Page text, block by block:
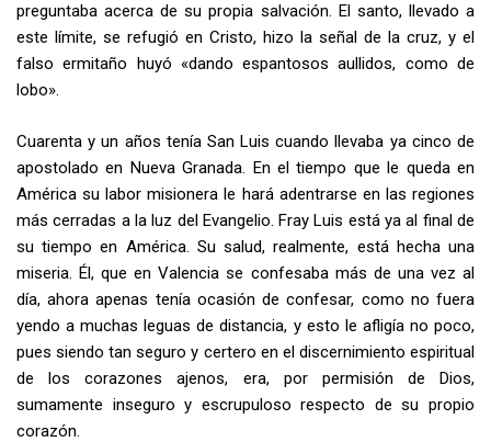
preguntaba acerca de su propia salvación. El santo, llevado a
este límite, se refugió en Cristo, hizo la señal de la cruz, y el
falso ermitaño huyó «dando espantosos aullidos, como de
lobo».
Cuarenta y un años tenía San Luis cuando llevaba ya cinco de
apostolado en Nueva Granada. En el tiempo que le queda en
América su labor misionera le hará adentrarse en las regiones
más cerradas a la luz del Evangelio. Fray Luis está ya al final de
su tiempo en América. Su salud, realmente, está hecha una
miseria. Él, que en Valencia se confesaba más de una vez al
día, ahora apenas tenía ocasión de confesar, como no fuera
yendo a muchas leguas de distancia, y esto le afligía no poco,
pues siendo tan seguro y certero en el discernimiento espiritual
de los corazones ajenos, era, por permisión de Dios,
sumamente inseguro y escrupuloso respecto de su propio
corazón.